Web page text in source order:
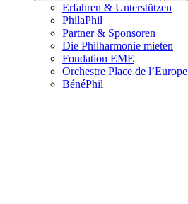
Erfahren & Unterstützen
PhilaPhil
Partner & Sponsoren
Die Philharmonie mieten
Fondation EME
Orchestre Place de l’Europe
BénéPhil